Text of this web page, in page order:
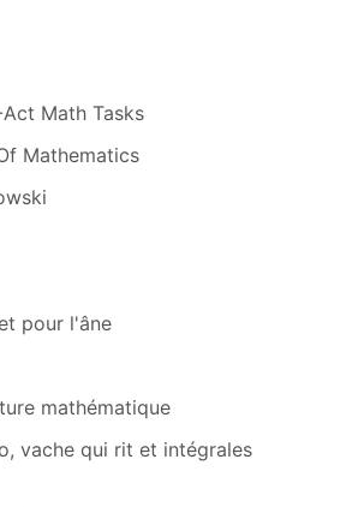
Math Tasks
Mathematics
pour l'âne
mathématique
vache qui rit et intégrales